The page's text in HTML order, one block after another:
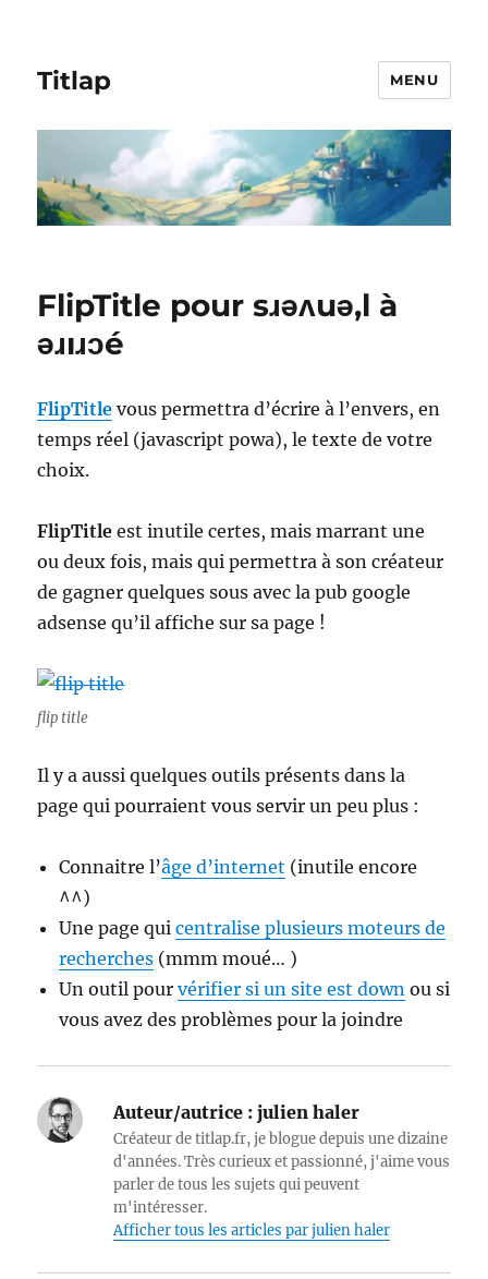
Titlap MENU
FlipTitle pour sɹǝʌuǝ,l à
ǝɹıɹɔé
FlipTitle vous permettra d’écrire à l’envers, en
temps réel (javascript powa), le texte de votre
choix.
FlipTitle est inutile certes, mais marrant une
ou deux fois, mais qui permettra à son créateur
de gagner quelques sous avec la pub google
adsense qu’il affiche sur sa page !
flip title
Il y a aussi quelques outils présents dans la
page qui pourraient vous servir un peu plus :
Connaitre l’âge d’internet (inutile encore
^^)
Une page quicentralise plusieurs moteurs de
recherches (mmm moué… )
Un outil pourvérifier si un site est down ou si
vous avez des problèmes pour la joindre
Auteur/autrice : julien haler
Créateur de titlap.fr, je blogue depuis une dizaine
d'années. Très curieux et passionné, j'aime vous
parler de tous les sujets qui peuvent
m'intéresser.
Afficher tous les articles par julien haler